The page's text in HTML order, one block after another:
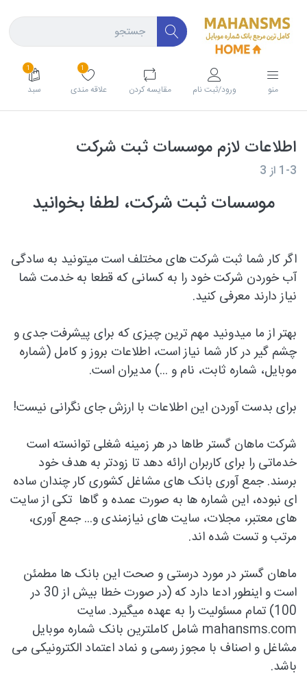
منو ورود/ثبت نام مقايسه كردن
1
علاقه مندی
1
سبد
اطلاعات لازم موسسات ثبت شرکت
1-3 از3
موسسات ثبت شرکت، لطفا بخوانید
اگر کار شما ثبت شرکت های مختلف است میتونید به سادگی
آب خوردن شرکت خود را به کسانی که قطعا به خدمت شما
نیاز دارند معرفی کنید.
بهتر از ما میدونید مهم ترین چیزی که برای پیشرفت جدی و
چشم گیر در کار شما نیاز است، اطلاعات بروز و کامل (شماره
موبایل، شماره ثابت، نام و ...) مدیران است.
برای بدست آوردن این اطلاعات با ارزش جای نگرانی نیست!
شرکت ماهان گستر طاها در هر زمينه شغلی توانسته است
خدماتی را برای کاربران ارائه دهد تا زودتر به هدف خود
برسند. جمع آوری بانک های مشاغل کشوری کار چندان ساده
ای نبوده، این شماره ها به صورت عمده و گاها تکی از سایت
های معتبر، مجلات، سایت های نیازمندی و... جمع آوری،
مرتب و تست شده اند.
ماهان گستر در مورد درستی و صحت این بانک ها مطمئن
است و اینطور ادعا دارد که (در صورت خطا بیش از 30 در
100) تمام مسئولیت را به عهده میگیرد. سایت
mahansms.com شامل کاملترین بانک شماره موبایل
مشاغل و اصناف با مجوز رسمی و نماد اعتماد الکترونیکی می
باشد.